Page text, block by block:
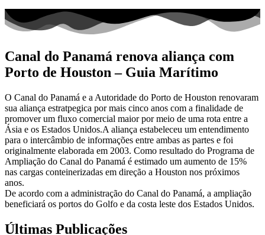
Canal do Panamá renova aliança com
Porto de Houston – Guia Marítimo
O Canal do Panamá e a Autoridade do Porto de Houston renovaram
sua aliança estratpegica por mais cinco anos com a finalidade de
promover um fluxo comercial maior por meio de uma rota entre a
Ásia e os Estados Unidos.A aliança estabeleceu um entendimento
para o intercâmbio de informações entre ambas as partes e foi
originalmente elaborada em 2003. Como resultado do Programa de
Ampliação do Canal do Panamá é estimado um aumento de 15%
nas cargas conteinerizadas em direção a Houston nos próximos
anos.
De acordo com a administração do Canal do Panamá, a ampliação
beneficiará os portos do Golfo e da costa leste dos Estados Unidos.
Últimas Publicações